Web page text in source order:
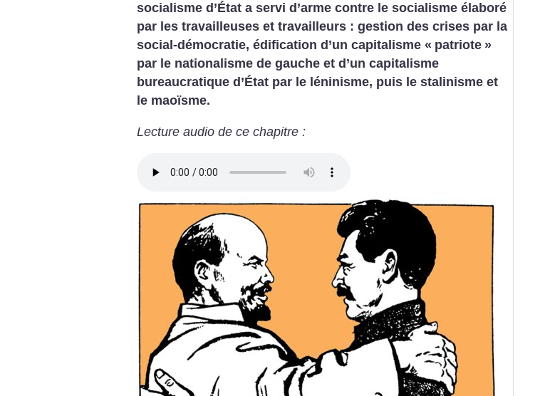
socialisme d’État a servi d’arme contre le socialisme élaboré
par les travailleuses et travailleurs : gestion des crises par la
social-démocratie, édification d’un capitalisme « patriote »
par le nationalisme de gauche et d’un capitalisme
bureaucratique d’État par le léninisme, puis le stalinisme et
le maoïsme.
Lecture audio de ce chapitre :